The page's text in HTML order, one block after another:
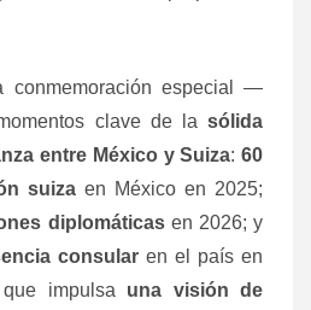
conmemoración especial —
clave de la sólida
entre México y Suiza:60
suiza en México en 2025;
diplomáticasen 2026; y
consular en el país en
impulsa una visión de